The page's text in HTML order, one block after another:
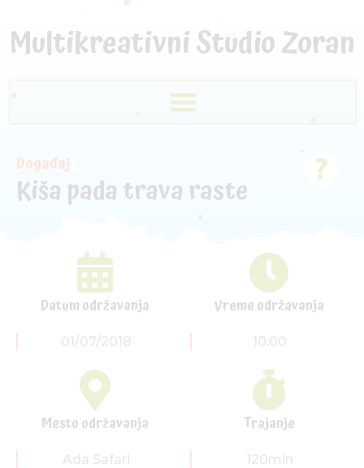
Multikreativni Studio Zoran
Događaj
Kiša pada trava raste
Datum održavanja
01/07/2018
Vreme održavanja
10:00
Mesto održavanja
Ada Safari
Trajanje
120min